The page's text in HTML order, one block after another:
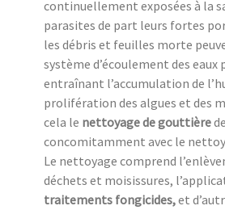
continuellement exposées à la
parasites de part leurs fortes
les débris et feuilles morte
système d’écoulement des eaux
entraînant l’accumulation de
prolifération des algues et des
cela le nettoyage de gouttière
concomitamment avec le
Le nettoyage comprend
déchets et moisissures,
traitements fongicides,et